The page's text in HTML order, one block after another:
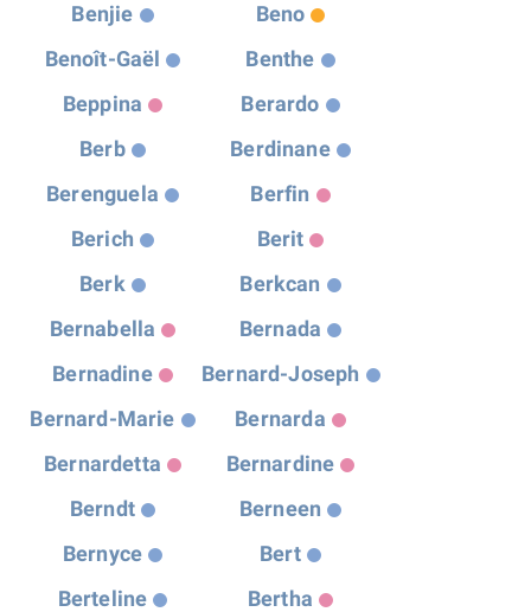
Benjie
Beno
Benoît-Gaël
Benthe
Beppina
Berardo
Berb
Berdinane
Berenguela
Berfin
Berich
Berit
Berk
Berkcan
Bernabella
Bernada
Bernadine
Bernard-Joseph
Bernard-Marie
Bernarda
Bernardetta
Bernardine
Berndt
Berneen
Bernyce
Bert
Berteline
Bertha